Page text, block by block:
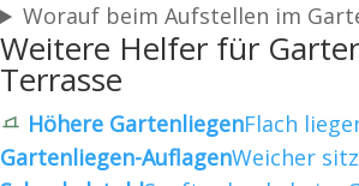
Worauf beim Aufstellen im
Weitere Helfer für
Terrasse
Höhere GartenliegenFlach
Gartenliegen-AuflagenWeicher